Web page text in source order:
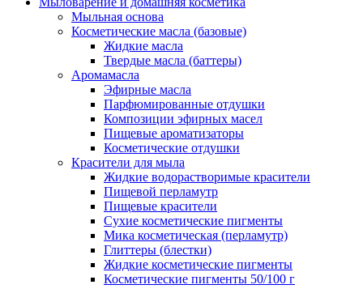
Мыльная основа
Косметические масла (базовые)
Жидкие масла
Твердые масла (баттеры)
Аромамасла
Эфирные масла
Парфюмированные отдушки
Композиции эфирных масел
Пищевые ароматизаторы
Косметические отдушки
Красители для мыла
Жидкие водорастворимые красители
Пищевой перламутр
Пищевые красители
Сухие косметические пигменты
Мика косметическая (перламутр)
Глиттеры (блестки)
Жидкие косметические пигменты
Косметические пигменты 50/100 г